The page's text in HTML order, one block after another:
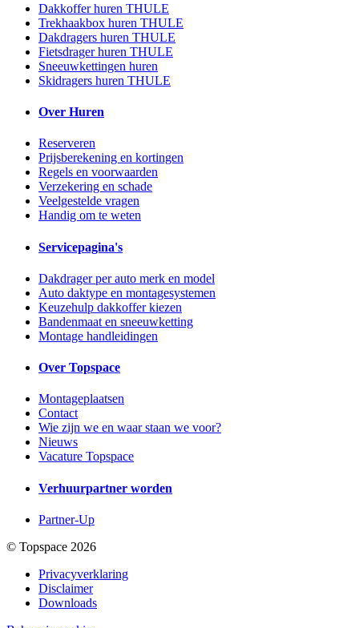
Dakkoffer huren THULE
Trekhaakbox huren THULE
Dakdragers huren THULE
Fietsdrager huren THULE
Sneeuwkettingen huren
Skidragers huren THULE
Over Huren
Reserveren
Prijsberekening en kortingen
Regels en voorwaarden
Verzekering en schade
Veelgestelde vragen
Handig om te weten
Servicepagina's
Dakdrager per auto merk en model
Auto daktype en montagesystemen
Keuzehulp dakkoffer kiezen
Bandenmaat en sneeuwketting
Montage handleidingen
Over Topspace
Montageplaatsen
Contact
Wie zijn we en waar staan we voor?
Nieuws
Vacature Topspace
Verhuurpartner worden
Partner-Up
© Topspace 2026
Privacyverklaring
Disclaimer
Downloads